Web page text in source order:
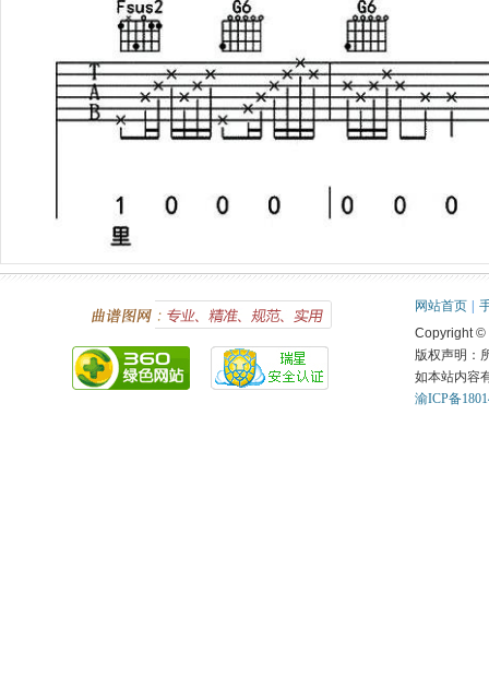
网站首页
Copyright ©
版权声明：
如本站内容
渝ICP备